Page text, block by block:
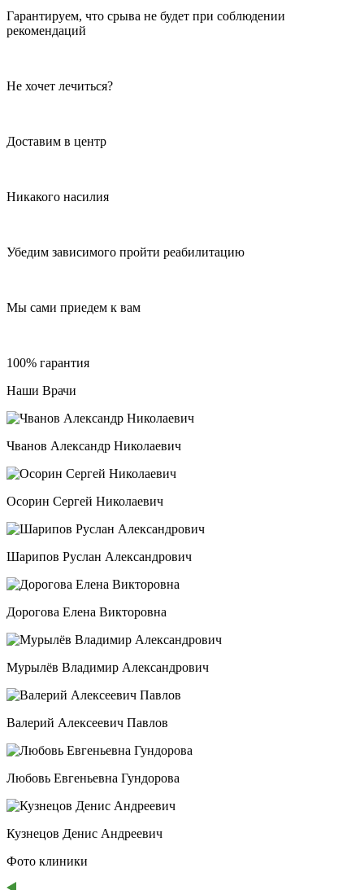
Гарантируем, что срыва не будет при соблюдении
рекомендаций
Не хочет лечиться?
Доставим в центр
Никакого насилия
Убедим зависимого пройти реабилитацию
Мы сами приедем к вам
100% гарантия
Наши Врачи
Чванов Александр Николаевич
Осорин Сергей Николаевич
Шарипов Руслан Александрович
Дорогова Елена Викторовна
Мурылёв Владимир Александрович
Валерий Алексеевич Павлов
Любовь Евгеньевна Гундорова
Кузнецов Денис Андреевич
Фото клиники